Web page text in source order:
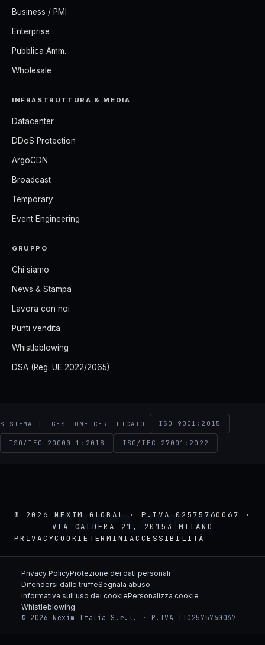
Business / PMI
Enterprise
Pubblica Amm.
Wholesale
INFRASTRUTTURA & MEDIA
Datacenter
DDoS Protection
ArgoCDN
Broadcast
Temporary
Event Engineering
GRUPPO
Chi siamo
News & Stampa
Lavora con noi
Punti vendita
Whistleblowing
DSA (Reg. UE 2022/2065)
SISTEMA DI GESTIONE CERTIFICATO ISO 9001:2015
ISO/IEC 20000-1:2018 ISO/IEC 27001:2022
© 2026 NEXIM GLOBAL · P.IVA 02575760067 ·
VIA CALDERA 21, 20153 MILANO
PRIVACYCOOKIE TERMINI ACCESSIBILITÀ
NEXIM
Privacy PolicyProtezione dei dati personali
Difendersi dalle truffeSegnala abuso
Informativa sull'uso dei cookiePersonalizza cookie
Whistleblowing
© 2026 Nexim Italia S.r.l. · P.IVA IT02575760067